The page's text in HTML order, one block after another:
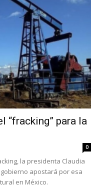
“fracking” para la
0
la presidenta Claudia
apostará por esa
en México.